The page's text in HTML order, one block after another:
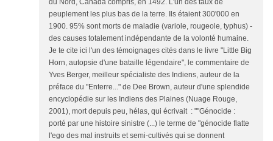
du Nord, Canada compris, en 1492. L'un des taux de
peuplement les plus bas de la terre. Ils étaient 300'000 en
1900. 95% sont morts de maladie (variole, rougeole, typhus) -
des causes totalement indépendante de la volonté humaine.
Je te cite ici l'un des témoignages cités dans le livre "Little Big
Horn, autopsie d'une bataille légendaire", le commentaire de
Yves Berger, meilleur spécialiste des Indiens, auteur de la
préface du "Enterre..." de Dee Brown, auteur d'une splendide
encyclopédie sur les Indiens des Plaines (Nuage Rouge,
2001), mort depuis peu, hélas, qui écrivait : ""Génocide :
porté par une histoire sinistre (...) le terme de "génocide flatte
l'ego des mal instruits et semi-cultivés qui se donnent